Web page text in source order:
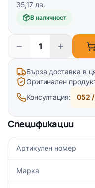
35,17 лв.
В наличност
Бърза доставка в
Оригинален
Консултация:
052
Спецификации
Артикулен номер
Марка